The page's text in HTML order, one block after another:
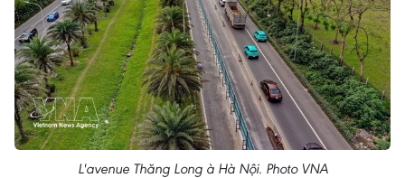
L'avenue Thăng Long à Hà Nội. Photo VNA